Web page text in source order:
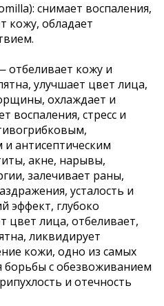
снимает воспаления,
кожу, обладает
отбеливает кожу и
улучшает цвет лица,
охлаждает и
воспаления, стресс и
антисептическим
акне, нарывы,
залечивает раны,
усталость и
эффект, глубоко
цвет лица, отбеливает,
ликвидирует
кожи, одно из самых
борьбы с обезвоживанием
и отечность